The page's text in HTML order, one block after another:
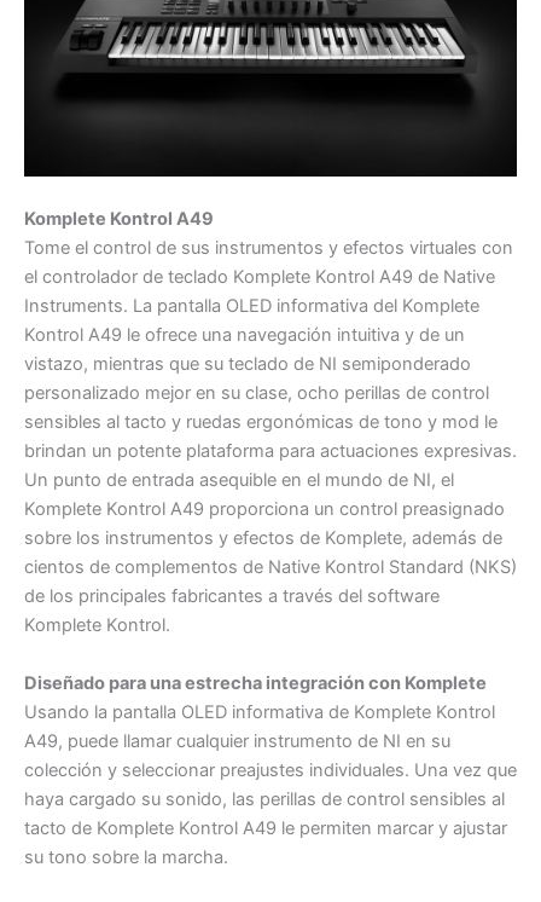
Komplete Kontrol A49
Tome el control de sus instrumentos y efectos virtuales con
el controlador de teclado Komplete Kontrol A49 de Native
Instruments. La pantalla OLED informativa del Komplete
Kontrol A49 le ofrece una navegación intuitiva y de un
vistazo, mientras que su teclado de NI semiponderado
personalizado mejor en su clase, ocho perillas de control
sensibles al tacto y ruedas ergonómicas de tono y mod le
brindan un potente plataforma para actuaciones expresivas.
Un punto de entrada asequible en el mundo de NI, el
Komplete Kontrol A49 proporciona un control preasignado
sobre los instrumentos y efectos de Komplete, además de
cientos de complementos de Native Kontrol Standard (NKS)
de los principales fabricantes a través del software
Komplete Kontrol.
Diseñado para una estrecha integración con Komplete
Usando la pantalla OLED informativa de Komplete Kontrol
A49, puede llamar cualquier instrumento de NI en su
colección y seleccionar preajustes individuales. Una vez que
haya cargado su sonido, las perillas de control sensibles al
tacto de Komplete Kontrol A49 le permiten marcar y ajustar
su tono sobre la marcha.